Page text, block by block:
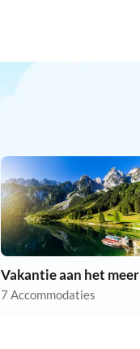
Vakantie aan het meer
7 Accommodaties